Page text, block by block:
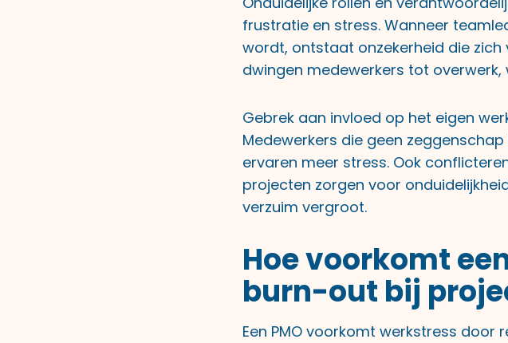
frustratie en stress. Wanneer
wordt, ontstaat onzekerheid die
dwingen medewerkers tot
Gebrek aan invloed op het eigen
Medewerkers die geen
ervaren meer stress. Ook
projecten zorgen voor
verzuim vergroot.
Hoe voorkomt
burn-out bij
Een PMO voorkomt werkstress